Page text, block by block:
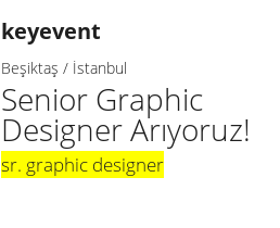
keyevent
Beşiktaş / İstanbul
Senior Graphic
Designer Arıyoruz!
sr. graphic designer